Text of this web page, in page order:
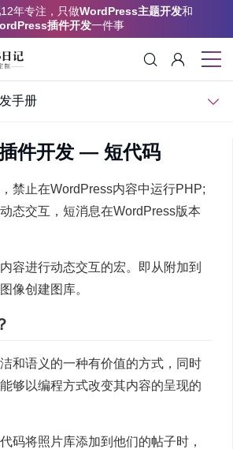
12年专注，只做WordPress主题开发和
插件开发一件事
手册
件开发 — 短代码
禁止在WordPress内容中运行PHP;
态交互，短消息在WordPress版本
容进行动态交互的宏。即从附加到
像创建图库。
和语义的一种有价值的方式，同时
够以编程方式改变其内容的呈现的
码将照片库添加到他们的帖子时，